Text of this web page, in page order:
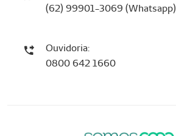
(62) 99901-3069 (Whatsapp)
Ouvidoria:
0800 642 1660